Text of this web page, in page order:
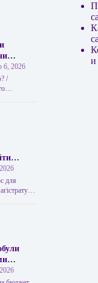
6, 2026
/
слова,
для
и